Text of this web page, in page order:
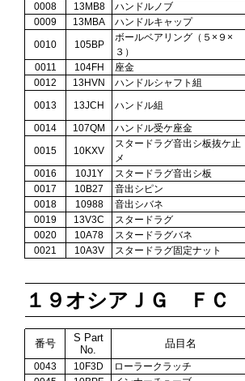
0008
13MB8 ハンドルノブ
0009
13MBA ハンドルキャップ
0010
105BP
ボールベアリング（５×９×
３）
0011
104FH 座金
0012
13HVN ハンドルシャフト組
0013
13JCH ハンドル組
0014
107QM ハンドル受ケ座金
0015
10KXV
スタードラグ音出シ板抜ケ止
メ
0016
10J1Y スタードラグ音出シ板
0017
10B27 音出シピン
0018
10988 音出シバネ
0019
13V3C スタードラグ
0020
10A78 スタードラグバネ
0021
10A3V スタードラグ固定ナット
１９オシアＪＧ ＦＣ
番号
S Part
No.
品目名
0043 10F3D ローラークラッチ